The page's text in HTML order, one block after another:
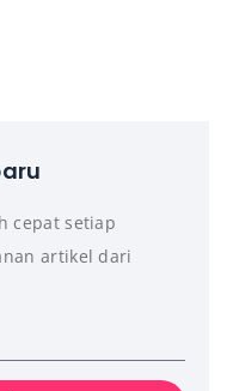
cepat setiap
artikel dari